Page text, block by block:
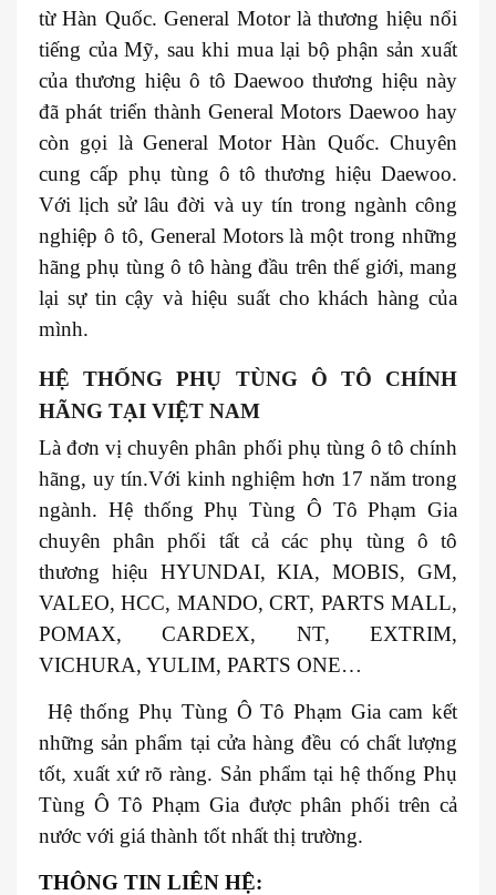
từ Hàn Quốc. General Motor là thương hiệu nổi
tiếng của Mỹ, sau khi mua lại bộ phận sản xuất
của thương hiệu ô tô Daewoo thương hiệu này
đã phát triển thành General Motors Daewoo hay
còn gọi là General Motor Hàn Quốc. Chuyên
cung cấp phụ tùng ô tô thương hiệu Daewoo.
Với lịch sử lâu đời và uy tín trong ngành công
nghiệp ô tô, General Motors là một trong những
hãng phụ tùng ô tô hàng đầu trên thế giới, mang
lại sự tin cậy và hiệu suất cho khách hàng của
mình.
HỆ THỐNG PHỤ TÙNG Ô TÔ CHÍNH
HÃNG TẠI VIỆT NAM
Là đơn vị chuyên phân phối phụ tùng ô tô chính
hãng, uy tín.Với kinh nghiệm hơn 17 năm trong
ngành. Hệ thống Phụ Tùng Ô Tô Phạm Gia
chuyên phân phối tất cả các phụ tùng ô tô
thương hiệu HYUNDAI, KIA, MOBIS, GM,
VALEO, HCC, MANDO, CRT, PARTS MALL,
POMAX, CARDEX, NT, EXTRIM,
VICHURA, YULIM, PARTS ONE…
Hệ thống Phụ Tùng Ô Tô Phạm Gia cam kết
những sản phẩm tại cửa hàng đều có chất lượng
tốt, xuất xứ rõ ràng. Sản phẩm tại hệ thống Phụ
Tùng Ô Tô Phạm Gia được phân phối trên cả
nước với giá thành tốt nhất thị trường.
THÔNG TIN LIÊN HỆ: